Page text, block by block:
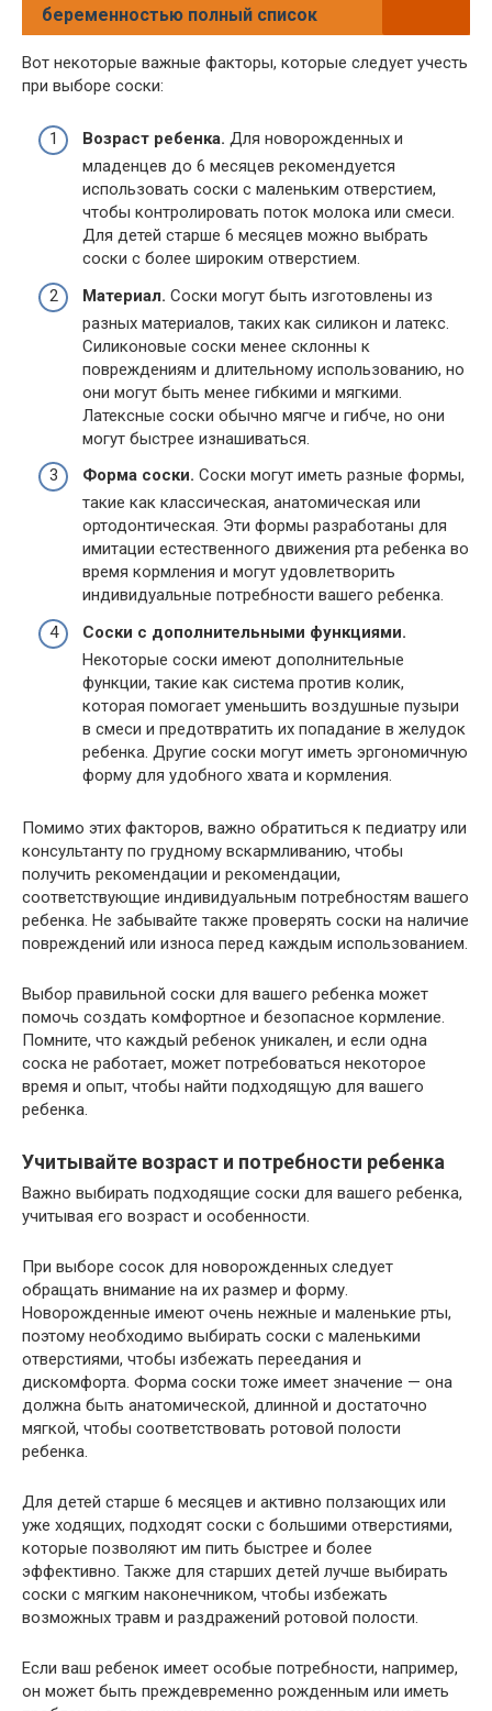
беременностью полный список
Вот некоторые важные факторы, которые следует учесть
при выборе соски:
Возраст ребенка. Для новорожденных и
младенцев до 6 месяцев рекомендуется
использовать соски с маленьким отверстием,
чтобы контролировать поток молока или смеси.
Для детей старше 6 месяцев можно выбрать
соски с более широким отверстием.
Материал. Соски могут быть изготовлены из
разных материалов, таких как силикон и латекс.
Силиконовые соски менее склонны к
повреждениям и длительному использованию, но
они могут быть менее гибкими и мягкими.
Латексные соски обычно мягче и гибче, но они
могут быстрее изнашиваться.
Форма соски. Соски могут иметь разные формы,
такие как классическая, анатомическая или
ортодонтическая. Эти формы разработаны для
имитации естественного движения рта ребенка во
время кормления и могут удовлетворить
индивидуальные потребности вашего ребенка.
Соски с дополнительными функциями.
Некоторые соски имеют дополнительные
функции, такие как система против колик,
которая помогает уменьшить воздушные пузыри
в смеси и предотвратить их попадание в желудок
ребенка. Другие соски могут иметь эргономичную
форму для удобного хвата и кормления.
Помимо этих факторов, важно обратиться к педиатру или
консультанту по грудному вскармливанию, чтобы
получить рекомендации и рекомендации,
соответствующие индивидуальным потребностям вашего
ребенка. Не забывайте также проверять соски на наличие
повреждений или износа перед каждым использованием.
Выбор правильной соски для вашего ребенка может
помочь создать комфортное и безопасное кормление.
Помните, что каждый ребенок уникален, и если одна
соска не работает, может потребоваться некоторое
время и опыт, чтобы найти подходящую для вашего
ребенка.
Учитывайте возраст и потребности ребенка
Важно выбирать подходящие соски для вашего ребенка,
учитывая его возраст и особенности.
При выборе сосок для новорожденных следует
обращать внимание на их размер и форму.
Новорожденные имеют очень нежные и маленькие рты,
поэтому необходимо выбирать соски с маленькими
отверстиями, чтобы избежать переедания и
дискомфорта. Форма соски тоже имеет значение — она
должна быть анатомической, длинной и достаточно
мягкой, чтобы соответствовать ротовой полости
ребенка.
Для детей старше 6 месяцев и активно ползающих или
уже ходящих, подходят соски с большими отверстиями,
которые позволяют им пить быстрее и более
эффективно. Также для старших детей лучше выбирать
соски с мягким наконечником, чтобы избежать
возможных травм и раздражений ротовой полости.
Если ваш ребенок имеет особые потребности, например,
он может быть преждевременно рожденным или иметь